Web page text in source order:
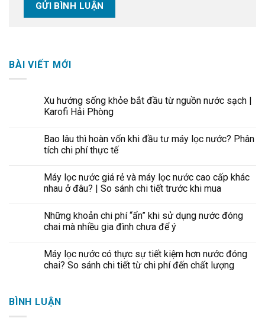
BÀI VIẾT MỚI
Xu hướng sống khỏe bắt đầu từ nguồn nước sạch |
Karofi Hải Phòng
Bao lâu thì hoàn vốn khi đầu tư máy lọc nước? Phân
tích chi phí thực tế
Máy lọc nước giá rẻ và máy lọc nước cao cấp khác
nhau ở đâu? | So sánh chi tiết trước khi mua
Những khoản chi phí “ẩn” khi sử dụng nước đóng
chai mà nhiều gia đình chưa để ý
Máy lọc nước có thực sự tiết kiệm hơn nước đóng
chai? So sánh chi tiết từ chi phí đến chất lượng
BÌNH LUẬN